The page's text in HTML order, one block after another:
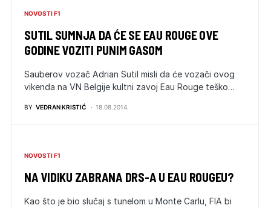
NOVOSTI F1
SUTIL SUMNJA DA ĆE SE EAU ROUGE OVE
GODINE VOZITI PUNIM GASOM
Sauberov vozač Adrian Sutil misli da će vozači ovog
vikenda na VN Belgije kultni zavoj Eau Rouge teško…
BY VEDRAN KRISTIĆ 18.08.2014.
NOVOSTI F1
NA VIDIKU ZABRANA DRS-A U EAU ROUGEU?
Kao što je bio slučaj s tunelom u Monte Carlu, FIA bi